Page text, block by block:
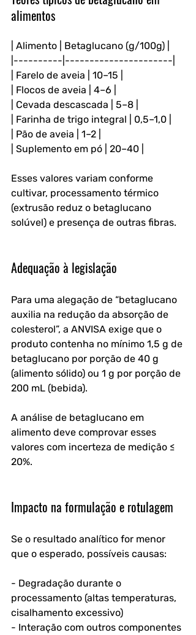
alimentos
| Alimento | Betaglucano (g/100g) |
|----------|----------------------|
| Farelo de aveia | 10–15 |
| Flocos de aveia | 4–6 |
| Cevada descascada | 5–8 |
| Farinha de trigo integral | 0,5–1,0 |
| Pão de aveia | 1–2 |
| Suplemento em pó | 20–40 |
Esses valores variam conforme
cultivar, processamento térmico
(extrusão reduz o betaglucano
solúvel) e presença de outras fibras.
Adequação à legislação
Para uma alegação de “betaglucano
auxilia na redução da absorção de
colesterol”, a ANVISA exige que o
produto contenha no mínimo 1,5 g de
betaglucano por porção de 40 g
(alimento sólido) ou 1 g por porção de
200 mL (bebida).
A análise de betaglucano em
alimento deve comprovar esses
valores com incerteza de medição ≤
20%.
Impacto na formulação e rotulagem
Se o resultado analítico for menor
que o esperado, possíveis causas:
- Degradação durante o
processamento (altas temperaturas,
cisalhamento excessivo)
- Interação com outros componentes